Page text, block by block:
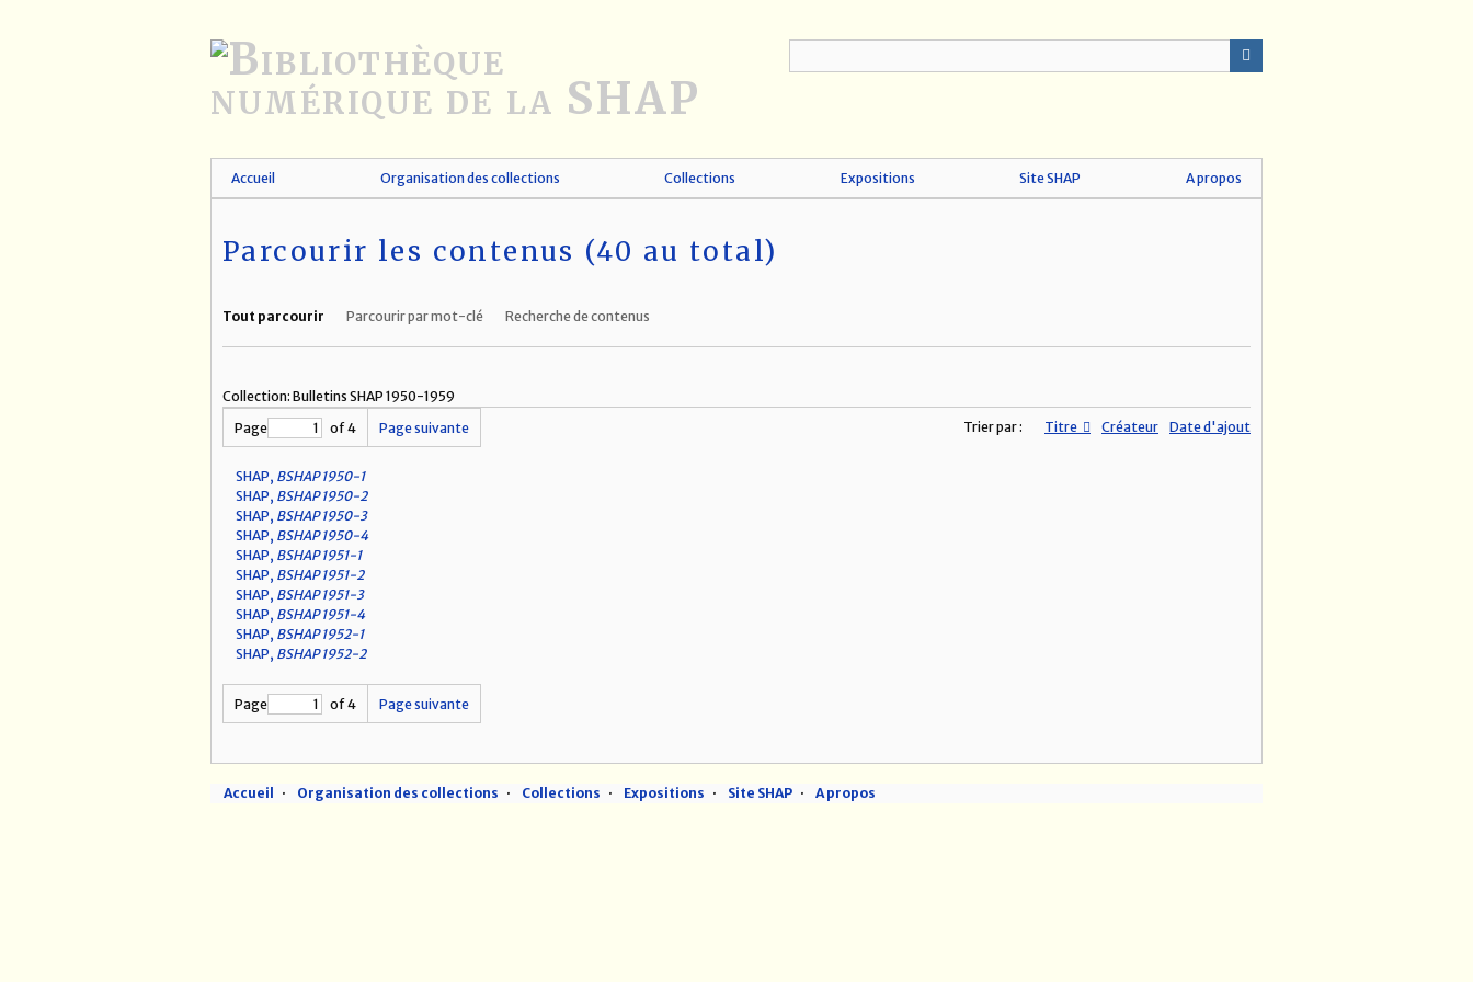
Accueil Organisation des collections Collections Expositions Site SHAP A propos
Parcourir les contenus (40 au total)
Tout parcourir Parcourir par mot-clé Recherche de contenus
Collection: Bulletins SHAP 1950-1959
Page
of 4 Page suivante Trier par : Titre Créateur Date d'ajout
SHAP, BSHAP 1950-1
SHAP, BSHAP 1950-2
SHAP, BSHAP 1950-3
SHAP, BSHAP 1950-4
SHAP, BSHAP 1951-1
SHAP, BSHAP 1951-2
SHAP, BSHAP 1951-3
SHAP, BSHAP 1951-4
SHAP, BSHAP 1952-1
SHAP, BSHAP 1952-2
Page of 4 Page suivante
Accueil Organisation des collections Collections Expositions Site SHAP A propos